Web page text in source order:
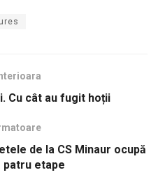
Cu cât au fugit hoții
de la CS Minaur ocupă
patru etape